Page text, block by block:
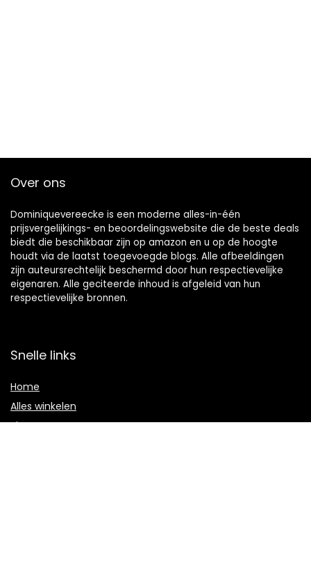
Over ons
Dominiquevereecke is een moderne alles-in-één
prijsvergelijkings- en beoordelingswebsite die de beste deals
biedt die beschikbaar zijn op amazon en u op de hoogte
houdt via de laatst toegevoegde blogs. Alle afbeeldingen
zijn auteursrechtelijk beschermd door hun respectievelijke
eigenaren. Alle geciteerde inhoud is afgeleid van hun
respectievelijke bronnen.
Snelle links
Home
Alles winkelen
Blogs